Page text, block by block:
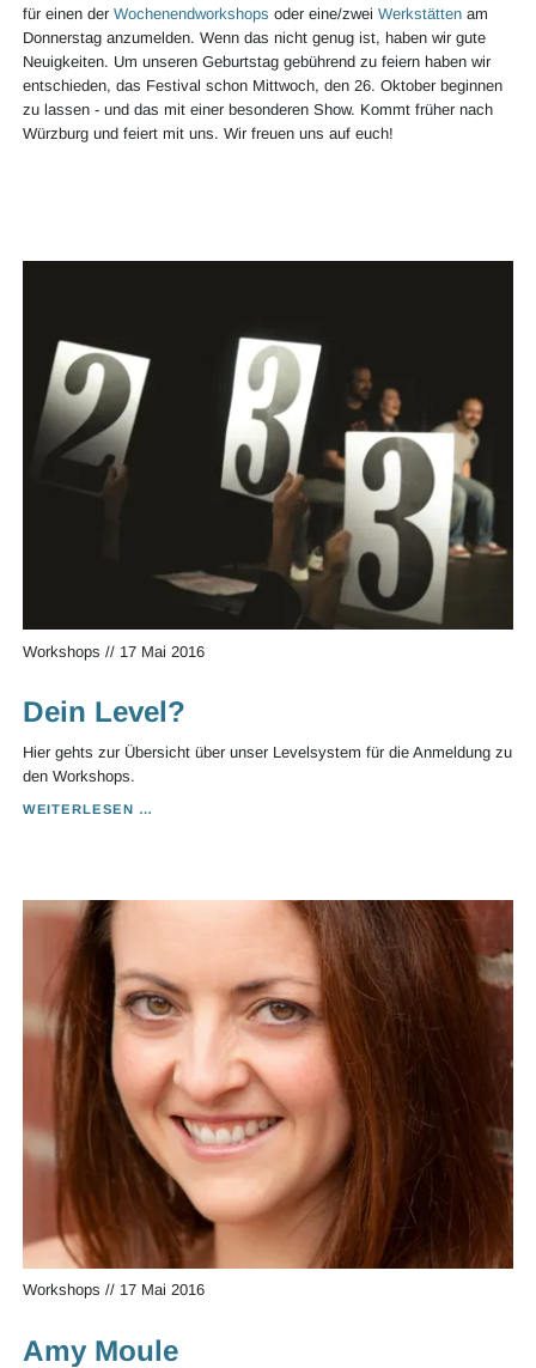
für einen der Wochenendworkshops oder eine/zwei Werkstättenam
Donnerstag anzumelden. Wenn das nicht genug ist, haben wir gute
Neuigkeiten. Um unseren Geburtstag gebührend zu feiern haben wir
entschieden, das Festival schon Mittwoch, den 26. Oktober beginnen
zu lassen - und das mit einer besonderen Show. Kommt früher nach
Würzburg und feiert mit uns. Wir freuen uns auf euch!
Workshops // 17 Mai 2016
Dein Level?
Hier gehts zur Übersicht über unser Levelsystem für die Anmeldung zu
den Workshops.
WEITERLESEN …
Workshops // 17 Mai 2016
Amy Moule